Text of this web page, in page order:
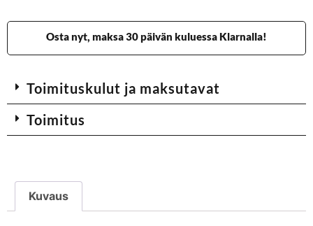
Osta nyt, maksa 30 päivän kuluessa Klarnalla!
Toimituskulut ja maksutavat
Toimitus
Kuvaus